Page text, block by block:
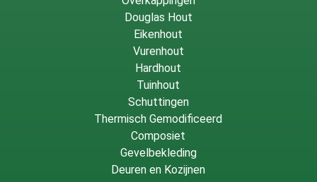
Douglas Hout
Eikenhout
Vurenhout
Hardhout
Tuinhout
Schuttingen
Thermisch Gemodificeerd
Composiet
Gevelbekleding
Deuren en Kozijnen